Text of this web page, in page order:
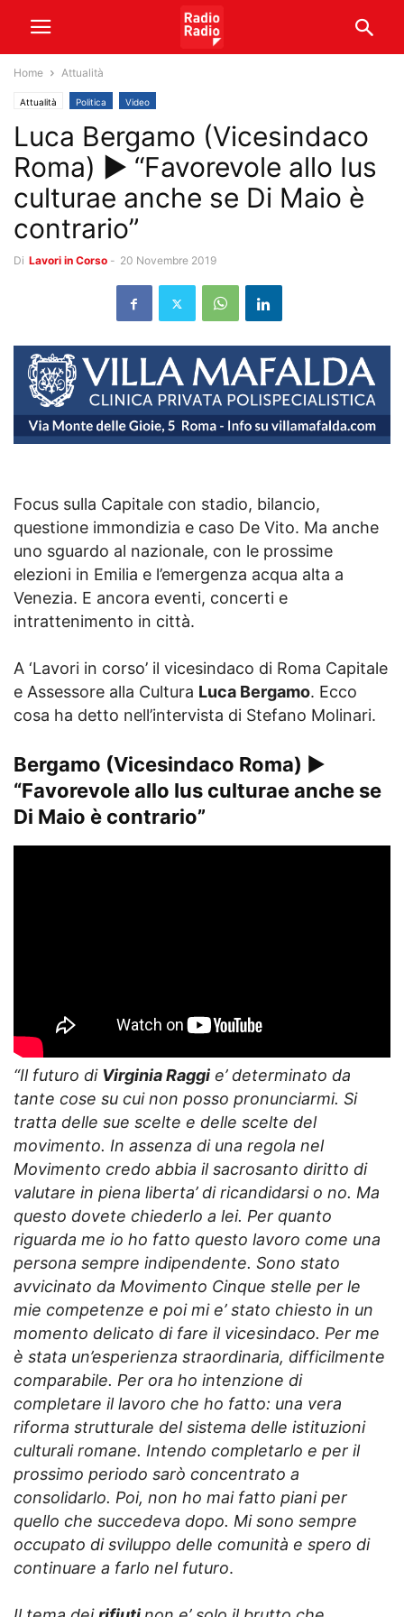
Home Attualità
Attualità Politica Video
Luca Bergamo (Vicesindaco
Roma) ► “Favorevole allo Ius
culturae anche se Di Maio è
contrario”
Di Lavori in Corso - 20 Novembre 2019
Focus sulla Capitale con stadio, bilancio,
questione immondizia e caso De Vito. Ma anche
uno sguardo al nazionale, con le prossime
elezioni in Emilia e l’emergenza acqua alta a
Venezia. E ancora eventi, concerti e
intrattenimento in città.
A ‘Lavori in corso’ il vicesindaco di Roma Capitale
e Assessore alla Cultura Luca Bergamo. Ecco
cosa ha detto nell’intervista di Stefano Molinari.
Bergamo (Vicesindaco Roma) ►
“Favorevole allo Ius culturae anche se
Di Maio è contrario”
“Il futuro di Virginia Raggi e’ determinato da
tante cose su cui non posso pronunciarmi. Si
tratta delle sue scelte e delle scelte del
movimento. In assenza di una regola nel
Movimento credo abbia il sacrosanto diritto di
valutare in piena liberta’ di ricandidarsi o no. Ma
questo dovete chiederlo a lei. Per quanto
riguarda me io ho fatto questo lavoro come una
persona sempre indipendente. Sono stato
avvicinato da Movimento Cinque stelle per le
mie competenze e poi mi e’ stato chiesto in un
momento delicato di fare il vicesindaco. Per me
è stata un’esperienza straordinaria, difficilmente
comparabile. Per ora ho intenzione di
completare il lavoro che ho fatto: una vera
riforma strutturale del sistema delle istituzioni
culturali romane. Intendo completarlo e per il
prossimo periodo sarò concentrato a
consolidarlo. Poi, non ho mai fatto piani per
quello che succedeva dopo. Mi sono sempre
occupato di sviluppo delle comunità e spero di
continuare a farlo nel futuro.